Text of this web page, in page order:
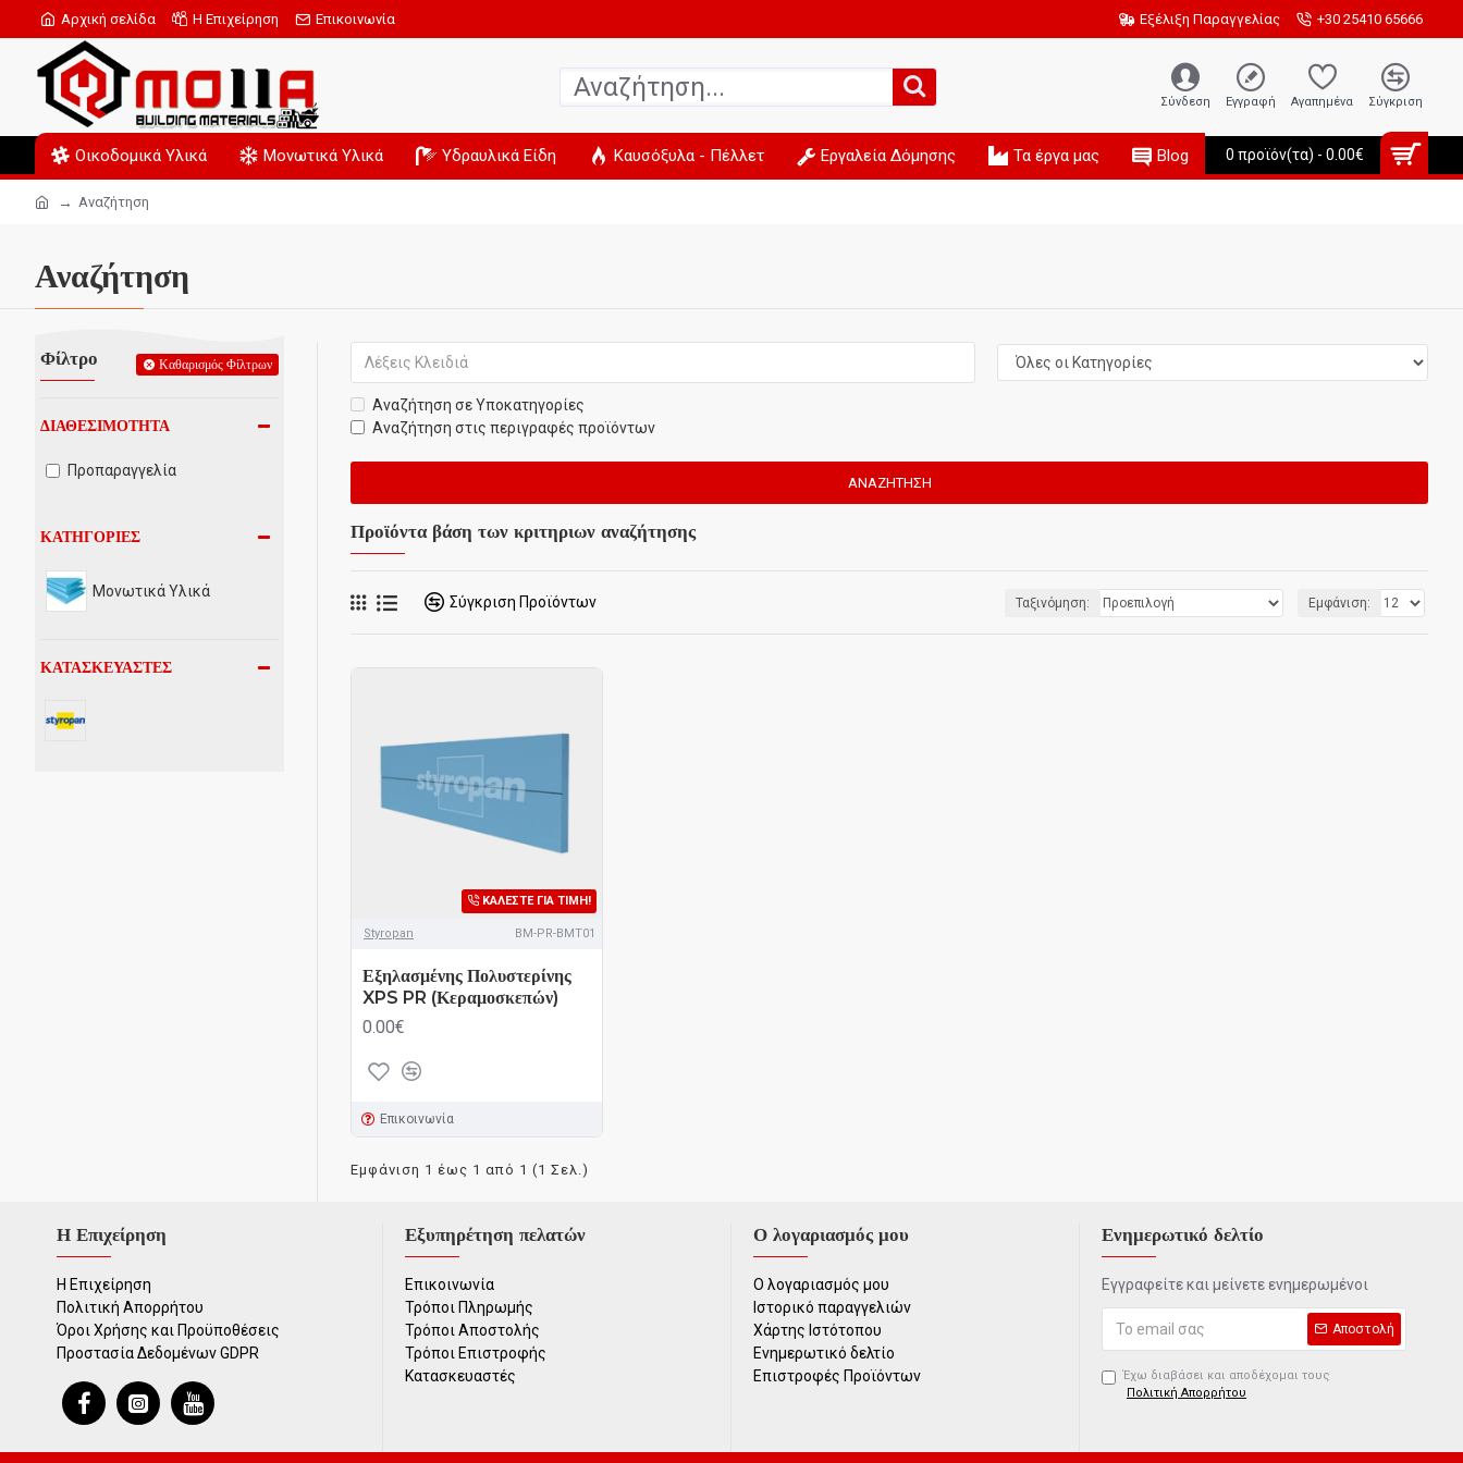
Αρχική σελίδα Η Επιχείρηση Επικοινωνία Εξέλιξη Παραγγελίας +30 25410 65666
Σύνδεση Εγγραφή Αγαπημένα Σύγκριση
Οικοδομικά Υλικά Μονωτικά Υλικά Υδραυλικά Είδη Καυσόξυλα - Πέλλετ Εργαλεία Δόμησης Τα έργα μας Blog 0 προϊόν(τα) - 0.00€
Αναζήτηση
Αναζήτηση
Φίλτρο Καθαρισμός Φίλτρων
ΚΑΤΗΓΟΡΊΕΣ
Μονωτικά Υλικά
ΚΑΤΑΣΚΕΥΑΣΤΈΣ
ΔΙΑΘΕΣΙΜΌΤΗΤΑ
Προπαραγγελία
Αναζήτηση σε Υποκατηγορίες
Αναζήτηση στις περιγραφές προϊόντων
ΑΝΑΖΉΤΗΣΗ
Προϊόντα βάση των κριτηριων αναζήτησης
Σύγκριση Προϊόντων Ταξινόμηση: Εμφάνιση:
KΑΛΈΣΤΕ ΓΙΑ ΤΙΜΉ!
Styropan BM-PR-BMT01
Εξηλασμένης Πολυστερίνης
XPS PR (Κεραμοσκεπών)
0.00€
Επικοινωνία
Εμφάνιση 1 έως 1 από 1 (1 Σελ.)
Η Επιχείρηση
Η Επιχείρηση
Πολιτική Απορρήτου
Όροι Χρήσης και Προϋποθέσεις
Προστασία Δεδομένων GDPR
Εξυπηρέτηση πελατών
Επικοινωνία
Τρόποι Πληρωμής
Τρόποι Αποστολής
Τρόποι Επιστροφής
Κατασκευαστές
Ο λογαριασμός μου
Ο λογαριασμός μου
Ιστορικό παραγγελιών
Χάρτης Ιστότοπου
Ενημερωτικό δελτίο
Επιστροφές Προϊόντων
Ενημερωτικό δελτίο
Εγγραφείτε και μείνετε ενημερωμένοι
Αποστολή
Έχω διαβάσει και αποδέχομαι τους
Πολιτική Απορρήτου